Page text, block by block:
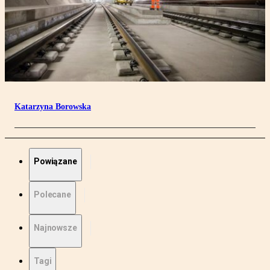
Katarzyna Borowska
Powiązane
Polecane
Najnowsze
Tagi